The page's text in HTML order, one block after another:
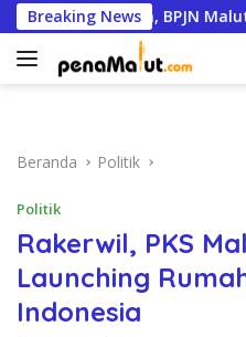
Langsung
ke
konten
Breaking News
Persen, BPJN Malut Kejar
Beranda Politik
Politik
Rakerwil, PKS
Launching
Indonesia